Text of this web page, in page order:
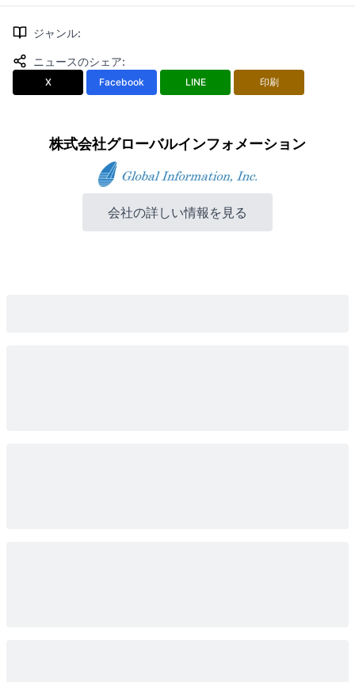
ジャンル:
ニュースのシェア:
X Facebook LINE 印刷
株式会社グローバルインフォメーション
会社の詳しい情報を見る